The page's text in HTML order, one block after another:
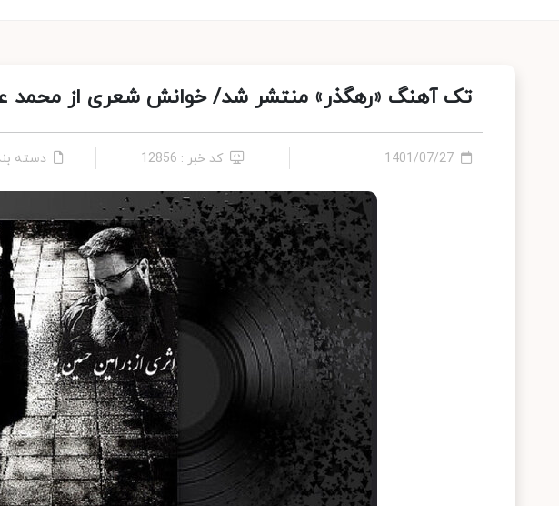
تک آهنگ «رهگذر» منتشر شد/ خوانش شعری از محمد
1401/07/27 کد خبر : 12856 دسته